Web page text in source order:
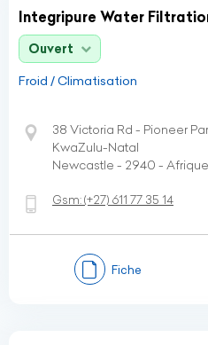
Integripure Water
Ouvert
Froid / Climatisation
38 Victoria Rd - Pioneer
KwaZulu-Natal
Newcastle - 2940 -
Gsm:(+27) 611 77 35 14
Fiche